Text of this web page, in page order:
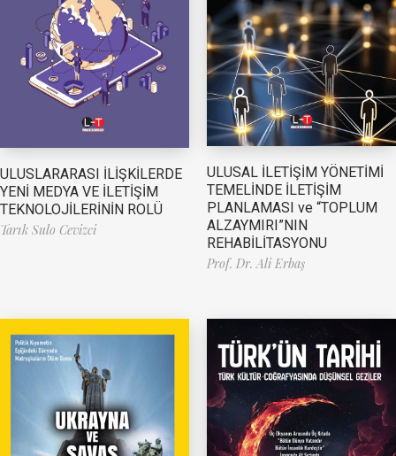
ULUSLARARASI İLİŞKİLERDE
YENİ MEDYA VE İLETİŞİM
TEKNOLOJİLERİNİN ROLÜ
Tarık Sulo Cevizci
ULUSAL İLETİŞİM YÖNETİMİ
TEMELİNDE İLETİŞİM
PLANLAMASI ve “TOPLUM
ALZAYMIRI”NIN
REHABİLİTASYONU
Prof. Dr. Ali Erbaş